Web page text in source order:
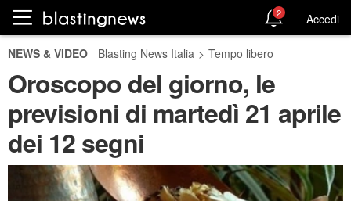
2 Accedi
NEWS & VIDEO Blasting News Italia > Tempo libero
Oroscopo del giorno, le
previsioni di martedì 21 aprile
dei 12 segni